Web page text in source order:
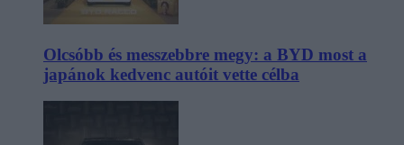
Olcsóbb és messzebbre megy: a BYD most a
japánok kedvenc autóit vette célba